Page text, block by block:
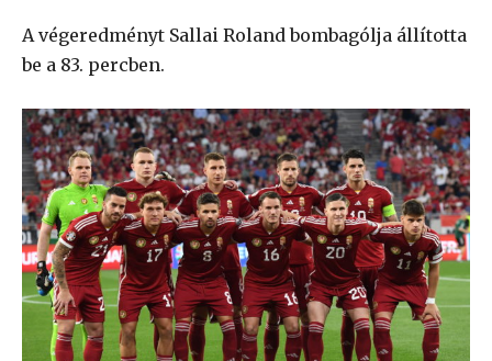
A végeredményt Sallai Roland bombagólja állította
be a 83. percben.